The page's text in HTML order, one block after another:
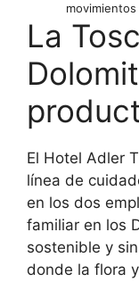
La
El Hotel Adler
línea de
en los dos
familiar en los
sostenible y
donde la flora